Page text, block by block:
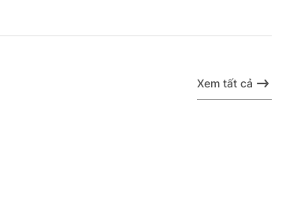
Xem tất cả